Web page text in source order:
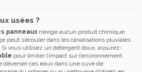
usées ?
panneaux n’exige aucun produit chimique
peut s’écouler dans les canalisations pluviales
Si vous utilisez un détergent doux, assurez-
pour limiter l’impact sur l’environnement.
déverser ces eaux dans une cuve de